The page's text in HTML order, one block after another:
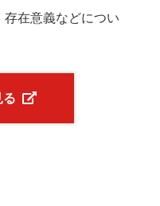
在意義などについ
る